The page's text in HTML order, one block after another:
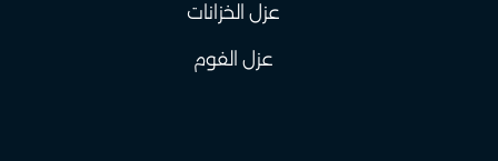
عزل الخزانات
عزل الفوم